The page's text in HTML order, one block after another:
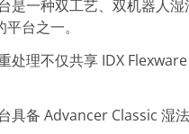
一种双工艺、双机器人湿
台之一。
处理不仅共享 IDX
备 Advancer Classic 湿